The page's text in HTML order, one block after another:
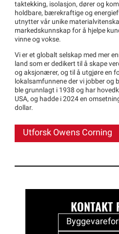
taktekking, isolasjon, dører og
holdbare, bærekraftige og
utnytter vår unike
markedskunnskap for å hjelpe
vinne og vokse.
Vi er et globalt selskap med mer
land som er dedikert til å skape
og aksjonærer, og til å utgjøre en
lokalsamfunnene der vi jobber og
ble grunnlagt i 1938 og har
USA, og hadde i 2024 en
dollar.
Utforsk Owens Corning
KONTAKT